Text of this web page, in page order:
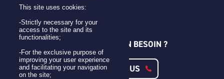
Personnaliser son badge
UNE QUESTION ? UN BESOIN ?
CONTACTEZ-NOUS
This site uses cookies:
-Strictly necessary for your
access to the site and its
functionalities;
-For the exclusive purpose of
improving your user experience
and facilitating your navigation
on the site;